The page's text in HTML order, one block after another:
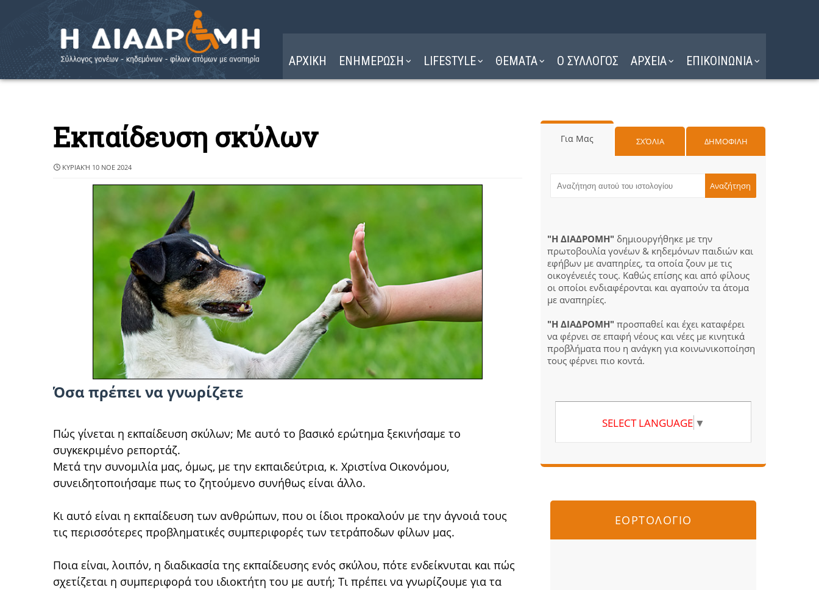
ΑΡΧΙΚΗ ΕΝΗΜΕΡΩΣΗ LIFESTYLE ΘΕΜΑΤΑ Ο ΣΥΛΛΟΓΟΣ ΑΡΧΕΙΑ ΕΠΙΚΟΙΝΩΝΙΑ
Εκπαίδευση σκύλων
ΚΥΡΙΑΚΉ 10 ΝΟΕ 2024
Όσα πρέπει να γνωρίζετε
Πώς γίνεται η εκπαίδευση σκύλων; Με αυτό το βασικό ερώτημα ξεκινήσαμε το
συγκεκριμένο ρεπορτάζ.
Μετά την συνομιλία μας, όμως, με την εκπαιδεύτρια, κ. Χριστίνα Οικονόμου,
συνειδητοποιήσαμε πως το ζητούμενο συνήθως είναι άλλο.
Κι αυτό είναι η εκπαίδευση των ανθρώπων, που οι ίδιοι προκαλούν με την άγνοιά τους
τις περισσότερες προβληματικές συμπεριφορές των τετράποδων φίλων μας.
Ποια είναι, λοιπόν, η διαδικασία της εκπαίδευσης ενός σκύλου, πότε ενδείκνυται και πώς
σχετίζεται η συμπεριφορά του ιδιοκτήτη του με αυτή; Τι πρέπει να γνωρίζουμε για τα
Για Μας ΣΧΌΛΙΑ ΔΗΜΟΦΙΛΗ
"Η ΔΙΑΔΡΟΜΗ" δημιουργήθηκε με την
πρωτοβουλία γονέων & κηδεμόνων παιδιών και
εφήβων με αναπηρίες, τα οποία ζουν με τις
οικογένειές τους. Καθώς επίσης και από φίλους
οι οποίοι ενδιαφέρονται και αγαπούν τα άτομα
με αναπηρίες.
"Η ΔΙΑΔΡΟΜΗ" προσπαθεί και έχει καταφέρει
να φέρνει σε επαφή νέους και νέες με κινητικά
προβλήματα που η ανάγκη για κοινωνικοποίηση
τους φέρνει πιο κοντά.
SELECT LANGUAGE ▼
ΕΟΡΤΟΛΟΓΙΟ